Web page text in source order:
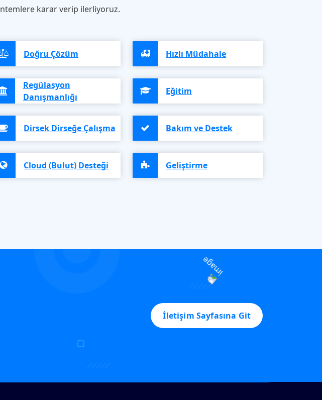
karar verip ilerliyoruz.
Doğru Çözüm Hızlı Müdahale
Regülasyon
Danışmanlığı
Eğitim
Dirsek Dirseğe Çalışma Bakım ve Destek
Cloud (Bulut) Desteği Geliştirme
İletişim Sayfasına Git